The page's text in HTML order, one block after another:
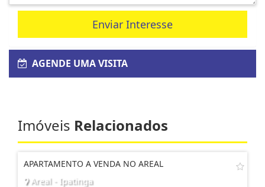
Enviar Interesse
AGENDE UMA VISITA
Imóveis Relacionados
APARTAMENTO A VENDA NO AREAL
Areal - Ipatinga